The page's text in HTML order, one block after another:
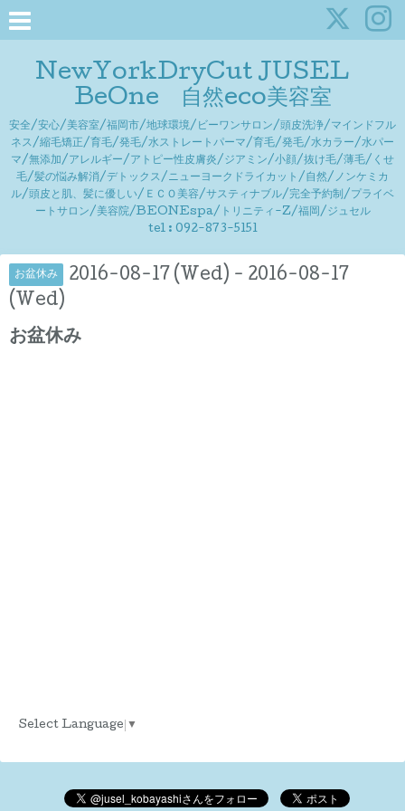
NewYorkDryCut JUSEL
BeOne 自然eco美容室
安全/安心/美容室/福岡市/地球環境/ビーワンサロン/頭皮洗浄/マインドフル
ネス/縮毛矯正/育毛/発毛/水ストレートパーマ/育毛/発毛/水カラー/水パー
マ/無添加/アレルギー/アトピー性皮膚炎/ジアミン/小顔/抜け毛/薄毛/くせ
毛/髪の悩み解消/デトックス/ニューヨークドライカット/自然/ノンケミカ
ル/頭皮と肌、髪に優しい/ＥＣＯ美容/サスティナブル/完全予約制/プライベ
ートサロン/美容院/BEONEspa/トリニティ-Z/福岡/ジュセル
tel : 092-873-5151
お盆休み
2016-08-17 (Wed) - 2016-08-17
(Wed)
お盆休み
Select Language ▼